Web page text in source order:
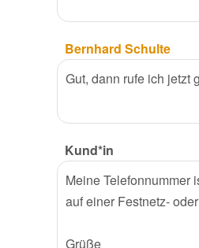
Bernhard Schulte
Gut, dann rufe ich jetzt
Kund*in
Meine Telefonnummer
auf einer Festnetz-
Grüße